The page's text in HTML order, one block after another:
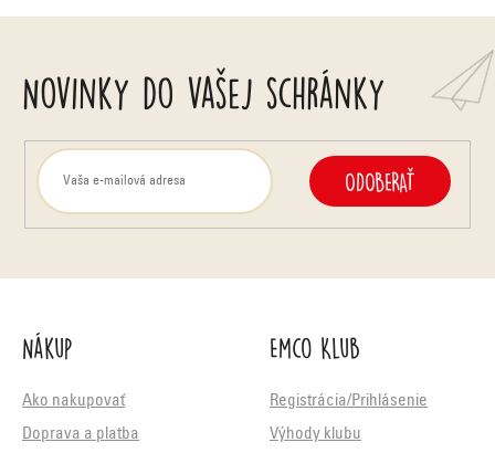
Novinky do vašej schránky
ODOBERAŤ
Nákup
Ako nakupovať
Doprava a platba
Emco Klub
Registrácia/Prihlásenie
Výhody klubu